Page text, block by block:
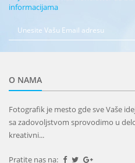
informacijama
O NAMA
Fotografik je mesto gde sve Vaše
sa zadovoljstvom sprovodimo u
kreativni...
Pratite nas na: